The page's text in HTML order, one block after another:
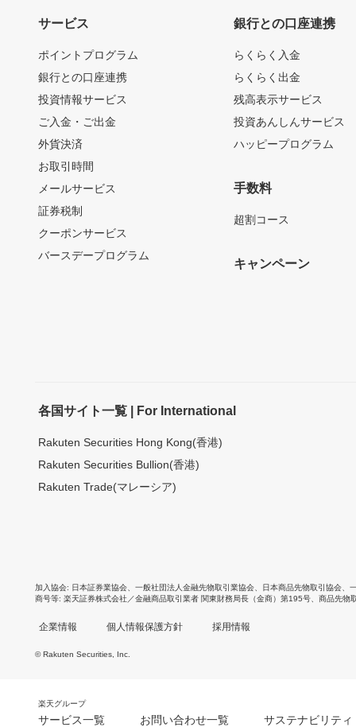
サービス
ポイントプログラム
銀行との口座連携
投資情報サービス
ご入金・ご出金
外貨決済
お取引時間
メールサービス
証券税制
クーポンサービス
バースデープログラム
銀行との口座連携
らくらく入金
らくらく出金
残高表示サービス
投資あんしんサービス
ハッピープログラム
手数料
超割コース
キャンペーン
各国サイト一覧 | For International
Rakuten Securities Hong Kong(香港)
Rakuten Securities Bullion(香港)
Rakuten Trade(マレーシア)
加入協会 日本証券業協会 一般社団法人金融先物取引業協会 日本商品先物取引協会
商号等 楽天証券株式会社／金融商品取引業者 関東財務局長（金商）第195号、商品先物
企業情報 個人情報保護方針 採用情報
© Rakuten Securities, Inc.
楽天グループ
サービス一覧 お問い合わせ一覧 サステナビリティ